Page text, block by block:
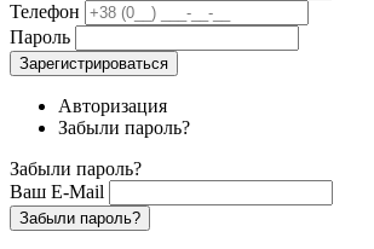
Телефон
Пароль
Зарегистрироваться
Авторизация
Забыли пароль?
Забыли пароль?
Ваш E-Mail
Забыли пароль?